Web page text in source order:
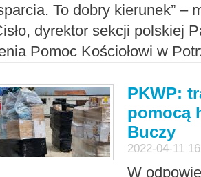
To dobry kierunek” –
dyrektor sekcji polskiej
Pomoc Kościołowi w
PKWP:
pomocą
Buczy
2022-04-11
W